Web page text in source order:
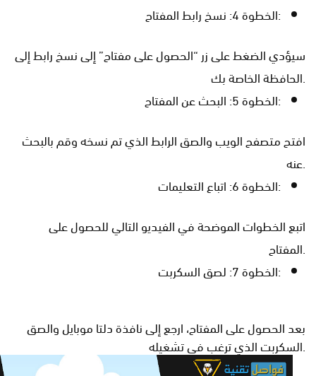
الخطوة 4: نسخ رابط المفتاح:
سيؤدي الضغط على زر “الحصول على مفتاح” إلى نسخ رابط إلى
الحافظة الخاصة بك.
الخطوة 5: البحث عن المفتاح:
افتح متصفح الويب والصق الرابط الذي تم نسخه وقم بالبحث
عنه.
الخطوة 6: اتباع التعليمات:
اتبع الخطوات الموضحة في الفيديو التالي للحصول على
المفتاح.
الخطوة 7: لصق السكربت:
بعد الحصول على المفتاح، ارجع إلى نافذة دلتا موبايل والصق
السكربت الذي ترغب في تشغيله.